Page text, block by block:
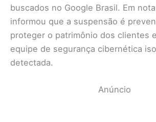
buscados no Google Brasil. Em
informou que a suspensão é
proteger o patrimônio dos clientes
equipe de segurança cibernética
detectada.
Anúncio